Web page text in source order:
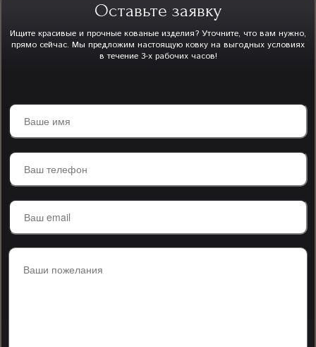
Оставьте заявку
Ищите красивые и прочные кованые изделия? Уточните, что вам нужно,
прямо сейчас. Мы предложим настоящую ковку на выгодных условиях
в течение 3-х рабочих часов!